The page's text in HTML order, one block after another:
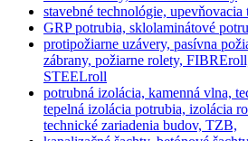
stavebné technológie, upevňovacia
GRP potrubia, sklolaminátové
protipožiarne uzávery, pasívna
zábrany, požiarne rolety,
STEELroll
potrubná izolácia, kamenná vlna,
tepelná izolácia potrubia, izolácia
technické zariadenia budov, TZB,